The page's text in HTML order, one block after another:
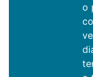
o